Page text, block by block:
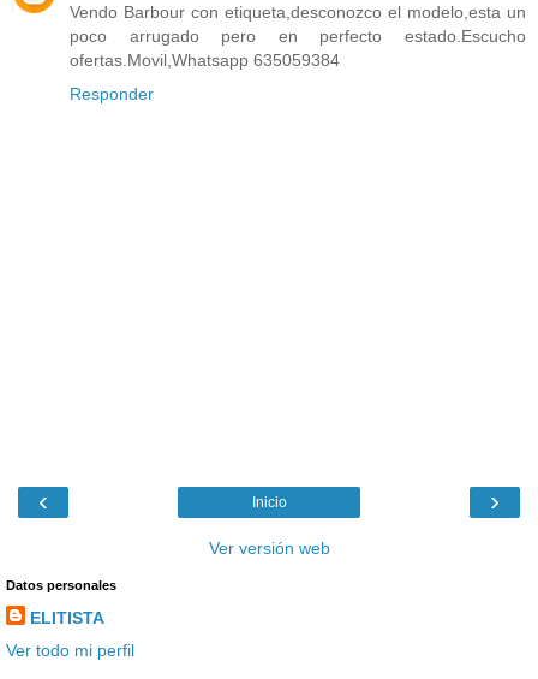
Vendo Barbour con etiqueta,desconozco el modelo,esta un
poco arrugado pero en perfecto estado.Escucho
ofertas.Movil,Whatsapp 635059384
Responder
‹ ›
Inicio
Ver versión web
Datos personales
ELITISTA
Ver todo mi perfil